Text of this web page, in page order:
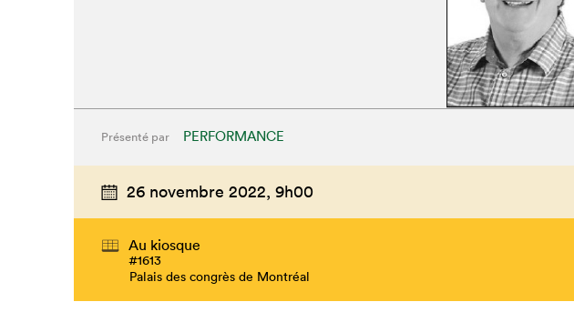
Que cherchez-vous?
Présenté par PERFORMANCE
26 novembre 2022, 9h00
Au kiosque
#1613
Palais des congrès de Montréal